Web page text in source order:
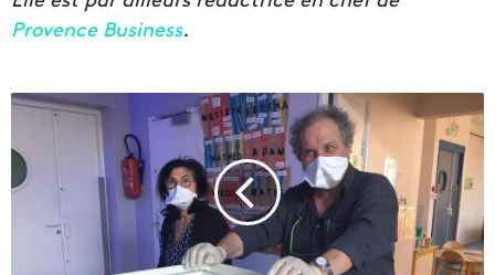
Provence Business.
L
C
n